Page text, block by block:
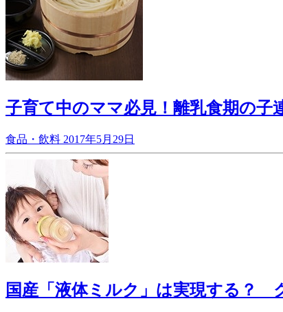
子育て中のママ必見！離乳食期の子
食品・飲料 2017年5月29日
国産「液体ミルク」は実現する？